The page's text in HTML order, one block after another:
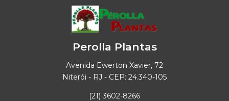
Perolla Plantas
Avenida Ewerton Xavier, 72
Niterói - RJ - CEP: 24.340-105
(21) 3602-8266